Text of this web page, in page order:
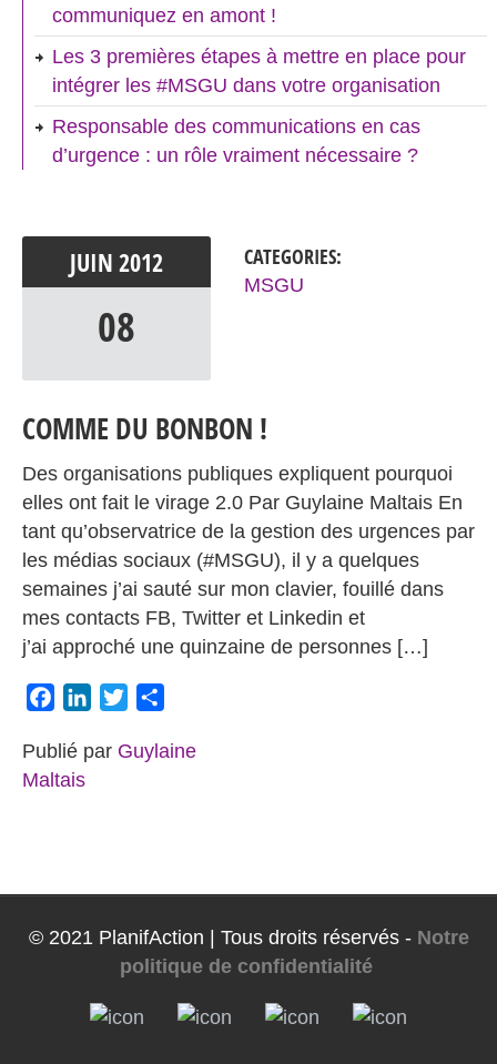
communiquez en amont !
Les 3 premières étapes à mettre en place pour
intégrer les #MSGU dans votre organisation
Responsable des communications en cas
d’urgence : un rôle vraiment nécessaire ?
JUIN 2012
08
CATEGORIES:
MSGU
COMME DU BONBON !
Des organisations publiques expliquent pourquoi
elles ont fait le virage 2.0 Par Guylaine Maltais En
tant qu’observatrice de la gestion des urgences par
les médias sociaux (#MSGU), il y a quelques
semaines j’ai sauté sur mon clavier, fouillé dans
mes contacts FB, Twitter et Linkedin et
j’ai approché une quinzaine de personnes […]
FacebookLinkedIn
Twitter
Publié par Guylaine
Maltais
© 2021 PlanifAction | Tous droits réservés - Notre
politique de confidentialité